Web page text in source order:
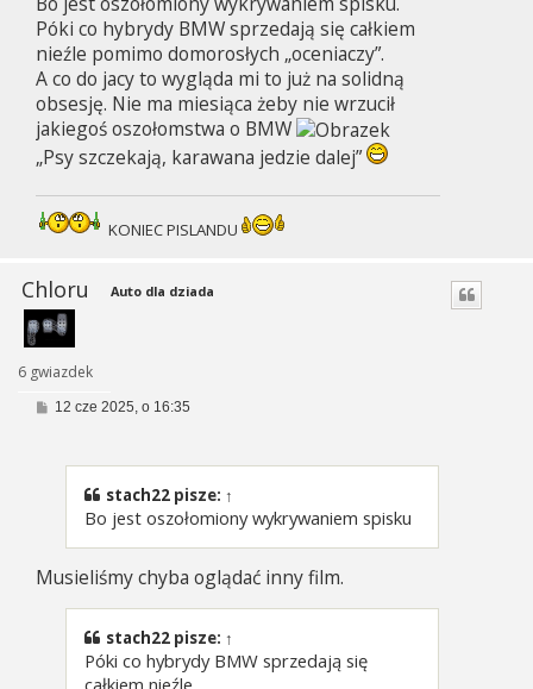
Póki co hybrydy BMW sprzedają się całkiem
nieźle pomimo domorosłych „oceniaczy”.
A co do jacy to wygląda mi to już na solidną
obsesję. Nie ma miesiąca żeby nie wrzucił
jakiegoś oszołomstwa o BMW
„Psy szczekają, karawana jedzie dalej”
KONIEC PISLANDU
Chloru
6 gwiazdek
Auto dla dziada
P12 cze 2025, o 16:35
stach22 pisze: ↑
Bo jest oszołomiony wykrywaniem spisku
Musieliśmy chyba oglądać inny film.
stach22 pisze: ↑
Póki co hybrydy BMW sprzedają się